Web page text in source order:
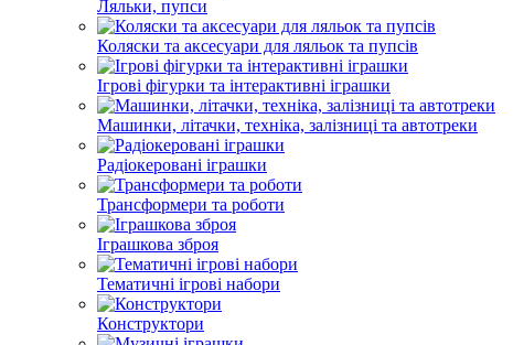
Ляльки, пупси
Коляски та аксесуари для ляльок та пупсів
Ігрові фігурки та інтерактивні іграшки
Машинки, літачки, техніка, залізниці та автотреки
Радіокеровані іграшки
Трансформери та роботи
Іграшкова зброя
Тематичні ігрові набори
Конструктори